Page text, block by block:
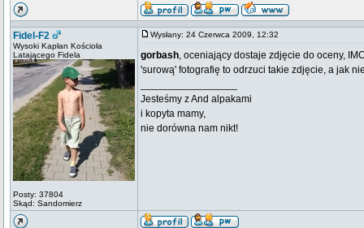
Fidel-F2
Wysoki Kapłan Kościoła
Latającego Fidela
Posty: 37804
Skąd: Sandomierz
Wysłany: 24 Czerwca 2009, 12:32
gorbash, oceniający dostaje zdjęcie do oceny,
'surową' fotografię to odrzuci takie zdjęcie, a jak
Jesteśmy z And alpakami
i kopyta mamy,
nie dorówna nam nikt!